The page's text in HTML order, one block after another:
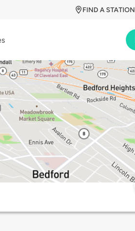
FIND A STATION